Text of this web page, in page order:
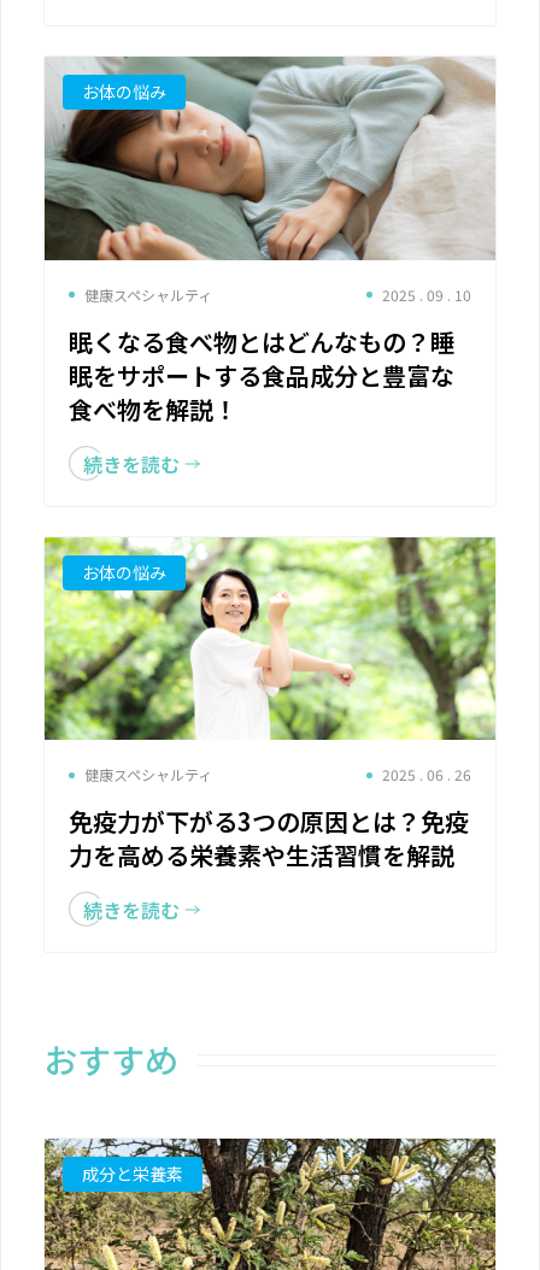
お体の悩み
健康スペシャルティ 2025 . 09 . 10
眠くなる食べ物とはどんなもの？睡
眠をサポートする食品成分と豊富な
食べ物を解説！
続きを読む
お体の悩み
健康スペシャルティ 2025 . 06 . 26
免疫力が下がる3つの原因とは？免疫
力を高める栄養素や生活習慣を解説
続きを読む
おすすめ
成分と栄養素